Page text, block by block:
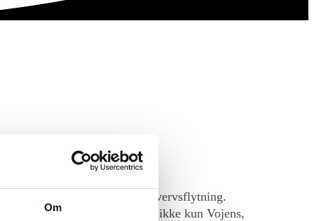
Om
eller en omfattende erhvervsflytning.
fra start til slut. Vi dækker ikke kun Vojens,